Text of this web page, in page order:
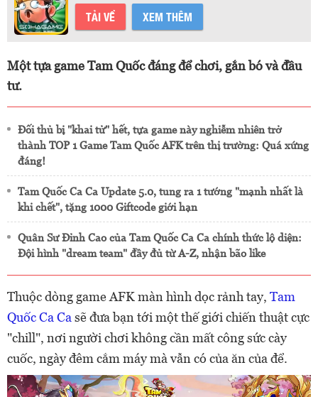
TẢI VỀ XEM THÊM
Một tựa game Tam Quốc đáng để chơi, gắn bó và đầu
tư.
Đối thủ bị "khai tử" hết, tựa game này nghiễm nhiên trở
thành TOP 1 Game Tam Quốc AFK trên thị trường: Quá xứng
đáng!
Tam Quốc Ca Ca Update 5.0, tung ra 1 tướng "mạnh nhất là
khi chết", tặng 1000 Giftcode giới hạn
Quân Sư Đỉnh Cao của Tam Quốc Ca Ca chính thức lộ diện:
Đội hình "dream team" đầy đủ từ A-Z, nhận bão like
Thuộc dòng game AFK màn hình dọc rảnh tay, Tam
Quốc Ca Ca sẽ đưa bạn tới một thế giới chiến thuật cực
"chill", nơi người chơi không cần mất công sức cày
cuốc, ngày đêm cắm máy mà vẫn có của ăn của để.